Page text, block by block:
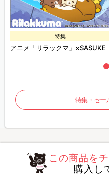
特集
アニメ「リラックマ」×SASUKE
特集・セー
この商品を
購入し